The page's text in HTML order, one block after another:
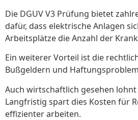
Die DGUV V3 Prüfung bietet
dafür, dass elektrische Anlagen
Arbeitsplätze die Anzahl der
Ein weiterer Vorteil ist die
Bußgeldern und
Auch wirtschaftlich gesehen
Langfristig spart dies Kosten für
effizienter arbeiten.